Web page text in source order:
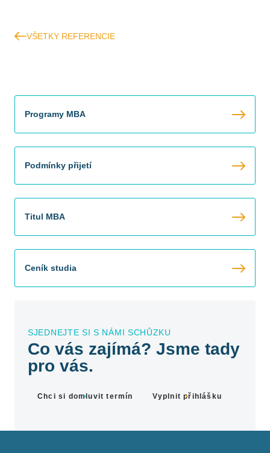
VŠETKY REFERENCIE
Programy MBA
Podmínky přijetí
Titul MBA
Ceník studia
SJEDNEJTE SI S NÁMI SCHŮZKU
Co vás zajímá? Jsme tady
pro vás.
Chci si domluvit termín Vyplnit přihlášku